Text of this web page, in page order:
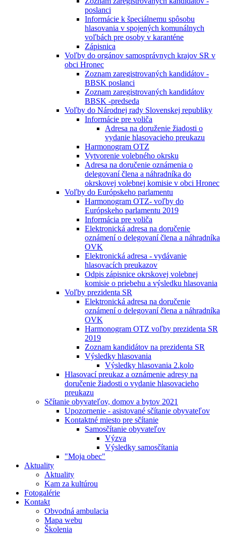
poslanci
Informácie k špeciálnemu spôsobu
hlasovania v spojených komunálnych
voľbách pre osoby v karanténe
Zápisnica
Voľby do orgánov samosprávnych krajov SR v
obci Hronec
Zoznam zaregistrovaných kandidátov -
BBSK poslanci
Zoznam zaregistrovaných kandidátov
BBSK -predseda
Voľby do Národnej rady Slovenskej republiky
Informácie pre voliča
Adresa na doruženie žiadosti o
vydanie hlasovacieho preukazu
Harmonogram OTZ
Vytvorenie volebného okrsku
Adresa na doručenie oznámenia o
delegovaní člena a náhradníka do
okrskovej volebnej komisie v obci Hronec
Voľby do Európskeho parlamentu
Harmonogram OTZ- voľby do
Európskeho parlamentu 2019
Informácia pre voliča
Elektronická adresa na doručenie
oznámení o delegovaní člena a náhradníka
OVK
Elektronická adresa - vydávanie
hlasovacích preukazov
Odpis zápisnice okrskovej volebnej
komisie o priebehu a výsledku hlasovania
Voľby prezidenta SR
Elektronická adresa na doručenie
oznámení o delegovaní člena a náhradníka
OVK
Harmonogram OTZ voľby prezidenta SR
2019
Zoznam kandidátov na prezidenta SR
Výsledky hlasovania
Výsledky hlasovania 2.kolo
Hlasovací preukaz a oznámenie adresy na
doručenie žiadosti o vydanie hlasovacieho
preukazu
Sčítanie obyvateľov, domov a bytov 2021
Upozornenie - asistované sčítanie obyvateľov
Kontaktné miesto pre sčítanie
Samosčítanie obyvateľov
Výzva
Výsledky samosčítania
"Moja obec"
Aktuality
Aktuality
Kam za kultúrou
Fotogalérie
Kontakt
Obvodná ambulacia
Mapa webu
Školenia